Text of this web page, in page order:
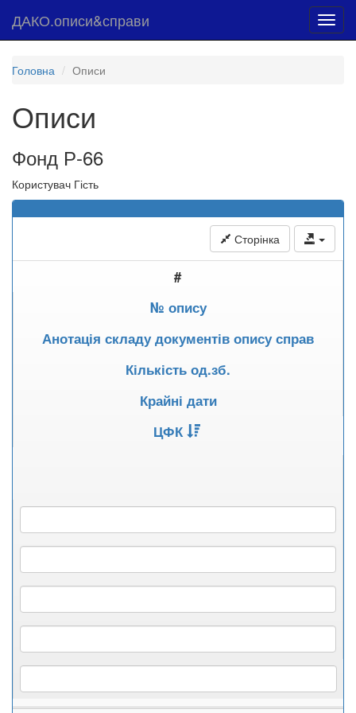
ДАКО.описи&справи
Головна Описи
Описи
Фонд Р-66
Користувач Гість
Сторінка
#
№ опису
Анотація складу документів опису справ
Кількість од.зб.
Крайні дати
ЦФК